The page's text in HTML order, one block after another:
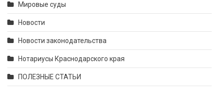
Мировые суды
Новости
Новости законодательства
Нотариусы Краснодарского края
ПОЛЕЗНЫЕ СТАТЬИ